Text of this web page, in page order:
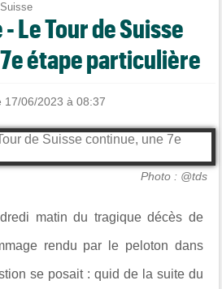
Le Tour de Suisse
étape particulière
17/06/2023 à 08:37
Photo : @tds
matin du tragique décès de
rendu par le peloton dans
se posait : quid de la suite du